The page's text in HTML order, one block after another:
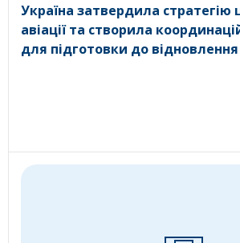
Україна затвердила стратегію
авіації та створила
для підготовки до